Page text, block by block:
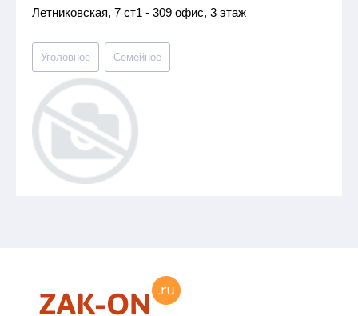
Летниковская, 7 ст1 - 309 офис, 3 этаж
Уголовное Семейное